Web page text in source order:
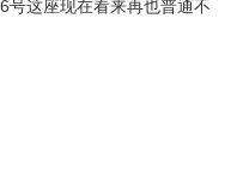
这座现在看来再也普通不